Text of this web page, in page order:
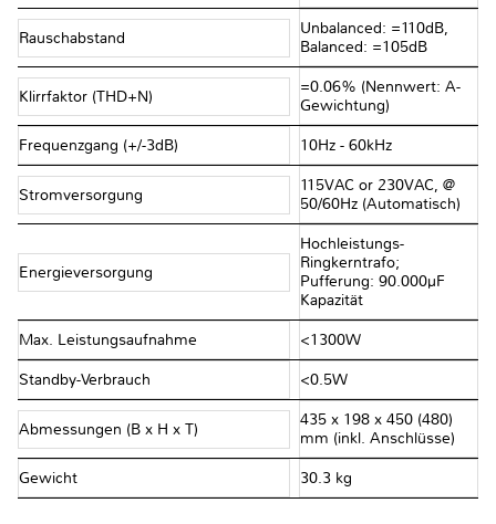
Rauschabstand
Unbalanced: =110dB,
Balanced: =105dB
Klirrfaktor (THD+N)
=0.06% (Nennwert: A-
Gewichtung)
Frequenzgang (+/-3dB) 10Hz - 60kHz
Stromversorgung
115VAC or 230VAC, @
50/60Hz (Automatisch)
Energieversorgung
Hochleistungs-
Ringkerntrafo;
Pufferung: 90.000µF
Kapazität
Max. Leistungsaufnahme <1300W
Standby-Verbrauch <0.5W
Abmessungen (B x H x T)
435 x 198 x 450 (480)
mm (inkl. Anschlüsse)
Gewicht 30.3 kg